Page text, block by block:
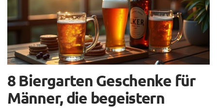
8 Biergarten Geschenke für
Männer, die begeistern